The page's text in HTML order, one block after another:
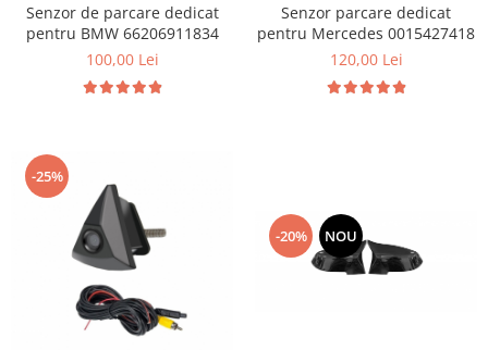
Senzor de parcare dedicat
pentru BMW 66206911834
100,00 Lei
Senzor parcare dedicat
pentru Mercedes 0015427418
120,00 Lei
-25%
-20% NOU